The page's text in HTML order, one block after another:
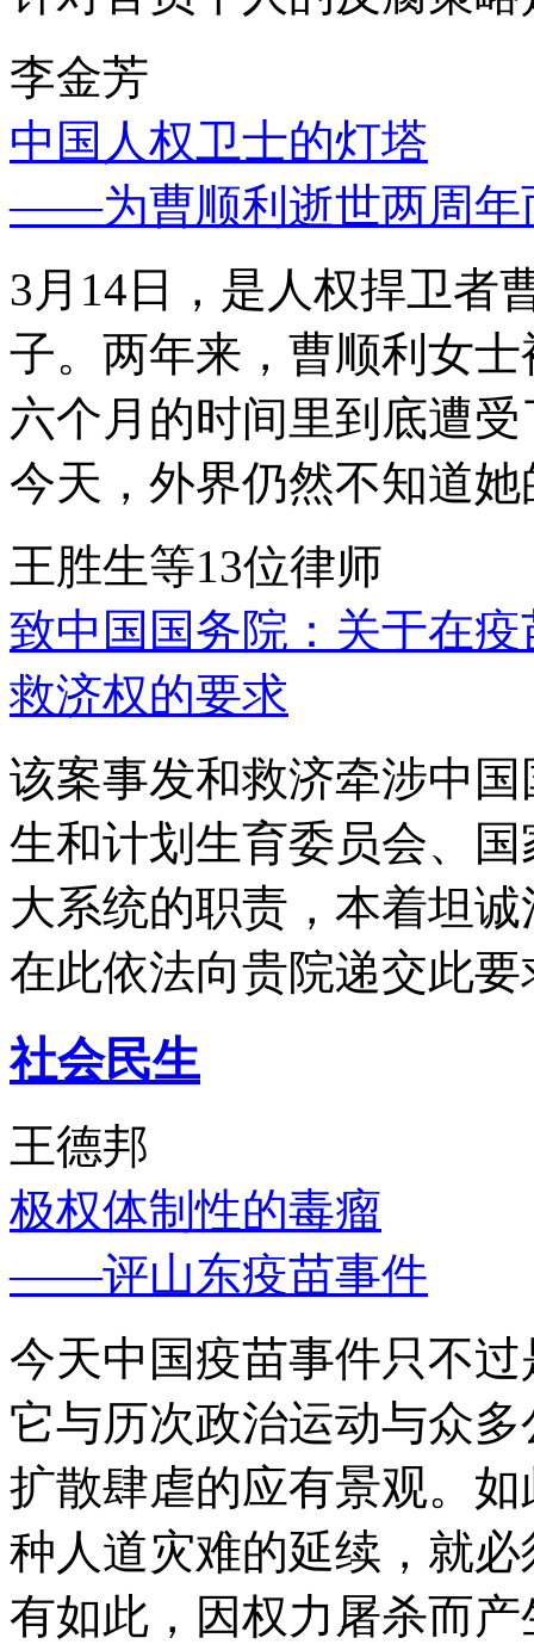
李金芳
中国人权卫士的灯塔
——为曹顺利逝世两周年
3月14日，是人权捍卫者
子。两年来，曹顺利女
六个月的时间里到底遭
今天，外界仍然不知道
王胜生等13位律师
致中国国务院：关于在
救济权的要求
该案事发和救济牵涉中
生和计划生育委员会、
大系统的职责，本着坦
在此依法向贵院递交此要
社会民生
王德邦
极权体制性的毒瘤
——评山东疫苗事件
今天中国疫苗事件只不
它与历次政治运动与众
扩散肆虐的应有景观。
种人道灾难的延续，就
有如此，因权力屠杀而